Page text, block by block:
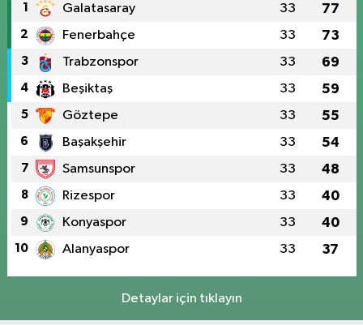
1 Galatasaray 33 77
2 Fenerbahçe 33 73
3 Trabzonspor 33 69
4 Beşiktaş 33 59
5 Göztepe 33 55
6 Başakşehir 33 54
7 Samsunspor 33 48
8 Rizespor 33 40
9 Konyaspor 33 40
10 Alanyaspor 33 37
Detaylar için tıklayın